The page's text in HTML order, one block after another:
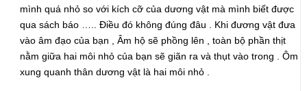
mình quá nhỏ so với kích cỡ của dương vật mà mình biết được
qua sách báo ….. Điều đó không đúng đâu . Khi đương vật đưa
vào âm đạo của bạn , Âm hộ sẽ phồng lên , toàn bộ phần thịt
nằm giữa hai môi nhỏ của bạn sẽ giãn ra và thụt vào trong . Ôm
xung quanh thân dương vật là hai môi nhỏ .